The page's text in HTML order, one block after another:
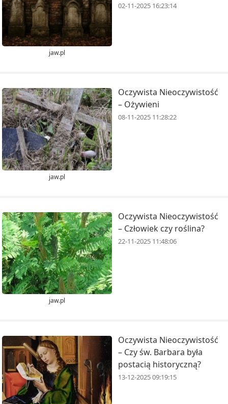
jaw.pl
02-11-2025 16:23:14
jaw.pl
Oczywista Nieoczywistość
– Ożywieni
08-11-2025 11:28:22
jaw.pl
Oczywista Nieoczywistość
– Człowiek czy roślina?
22-11-2025 11:48:06
Oczywista Nieoczywistość
– Czy św. Barbara była
postacią historyczną?
13-12-2025 09:19:15